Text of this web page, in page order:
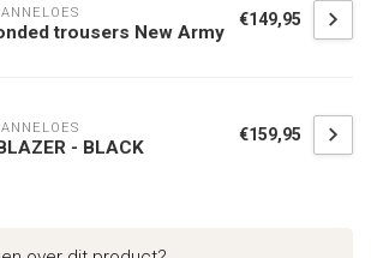
trousers New Army
€149,95
- BLACK
€159,95